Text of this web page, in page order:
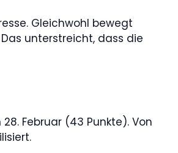
Gleichwohl bewegt
unterstreicht, dass die
Februar (43 Punkte). Von